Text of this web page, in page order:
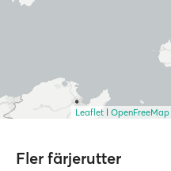
Leaflet OpenFreeMap
Fler färjerutter